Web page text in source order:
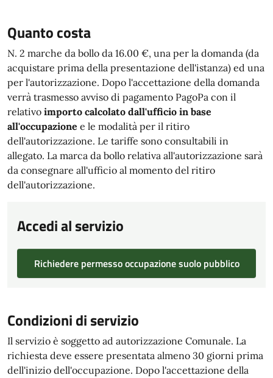
Quanto costa
N. 2 marche da bollo da 16.00 €, una per la domanda (da
acquistare prima della presentazione dell'istanza) ed una
per l'autorizzazione. Dopo l'accettazione della domanda
verrà trasmesso avviso di pagamento PagoPa con il
relativo importo calcolato dall'ufficio in base
all'occupazione e le modalità per il ritiro
dell'autorizzazione. Le tariffe sono consultabili in
allegato. La marca da bollo relativa all'autorizzazione sarà
da consegnare all'ufficio al momento del ritiro
dell'autorizzazione.
Accedi al servizio
Richiedere permesso occupazione suolo pubblico
Condizioni di servizio
Il servizio è soggetto ad autorizzazione Comunale. La
richiesta deve essere presentata almeno 30 giorni prima
dell'inizio dell'occupazione. Dopo l'accettazione della